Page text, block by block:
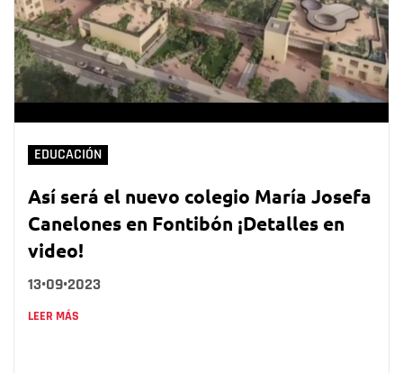
EDUCACIÓN
Así será el nuevo colegio María Josefa
Canelones en Fontibón ¡Detalles en
video!
13•09•2023
LEER MÁS